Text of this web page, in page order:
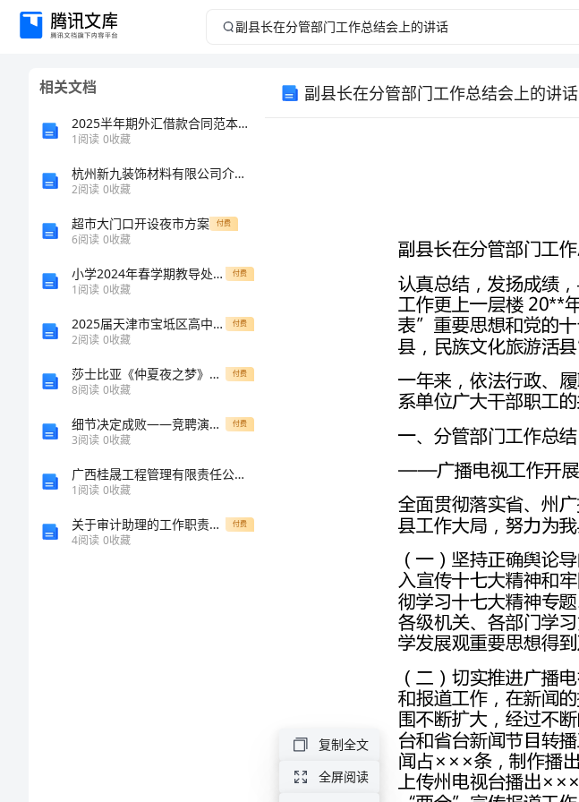
副
相关文档
2025半年期外汇借款合同范本参考
1阅读 0收藏
杭州新九装饰材料有限公司介绍企业发展分析报告
2阅读 0收藏
超市大门口开设夜市方案 付费
6阅读 0收藏
小学2024年春学期教导处工作总结 付费
1阅读 0收藏
2025届天津市宝坻区高中高一生物下学期期末学业质量监测模拟试题含解析 付费
2阅读 0收藏
莎士比亚《仲夏夜之梦》读后感 付费
8阅读 0收藏
细节决定成败——竞聘演讲稿注意事项 付费
3阅读 0收藏
广西桂晟工程管理有限责任公司介绍企业发展分析报告
1阅读 0收藏
关于审计助理的工作职责模版 付费
4阅读 0收藏
副县长在分管部门工作总结会上的讲话
等3篇稿件获得了二等奖。
县，民族文化旅游活县”的发展思路。
一、分管部门工作总结
——广播电视工作开展情况
复制全文
全屏阅读